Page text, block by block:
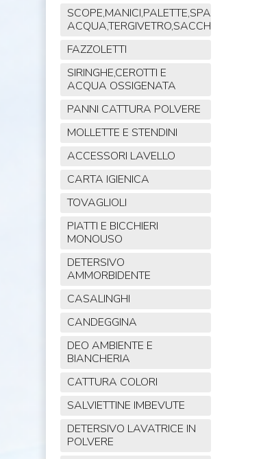
SCOPE,MANICI,PALETTE,SPAZZOLE,TIRA
ACQUA,TERGIVETRO,SACCHI,MOP
FAZZOLETTI
SIRINGHE,CEROTTI E
ACQUA OSSIGENATA
PANNI CATTURA POLVERE
MOLLETTE E STENDINI
ACCESSORI LAVELLO
CARTA IGIENICA
TOVAGLIOLI
PIATTI E BICCHIERI
MONOUSO
DETERSIVO
AMMORBIDENTE
CASALINGHI
CANDEGGINA
DEO AMBIENTE E
BIANCHERIA
CATTURA COLORI
SALVIETTINE IMBEVUTE
DETERSIVO LAVATRICE IN
POLVERE